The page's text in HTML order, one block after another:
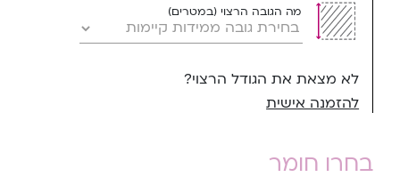
מה הגובה הרצוי (במטרים)
לא מצאת את הגודל הרצוי?
להזמנה אישית
בחרו חומר